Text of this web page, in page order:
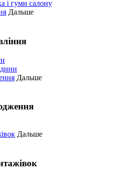
і гуми салону
Дальше
Дальше
Дальше